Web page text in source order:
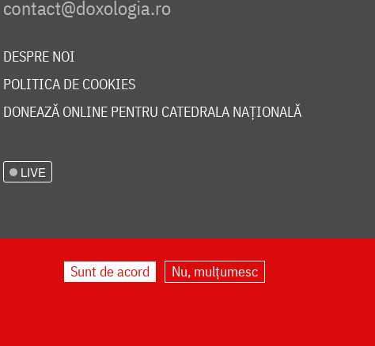
DESPRE NOI
POLITICA DE COOKIES
DONEAZĂ ONLINE PENTRU CATEDRALA NAȚIONALĂ
LIVE
Sunt de acord Nu, mulțumesc